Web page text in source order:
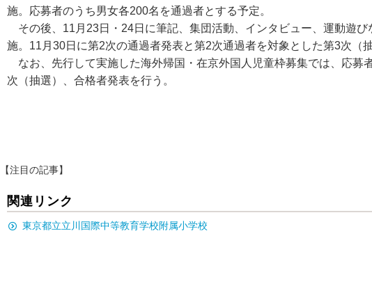
施。応募者のうち男女各200名を通過者とする予定。
その後、11月23日・24日に筆記、集団活動、インタビュー、運動遊び
施。11月30日に第2次の通過者発表と第2次通過者を対象とした第3次（
なお、先行して実施した海外帰国・在京外国人児童枠募集では、応募
次（抽選）、合格者発表を行う。
【注目の記事】
関連リンク
東京都立立川国際中等教育学校附属小学校